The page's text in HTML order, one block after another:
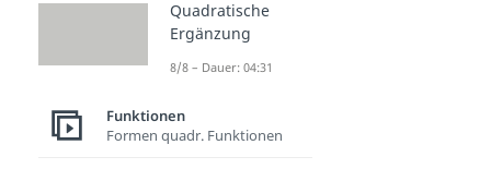
Quadratische
Ergänzung
8/8 – Dauer: 04:31
Funktionen
Formen quadr. Funktionen